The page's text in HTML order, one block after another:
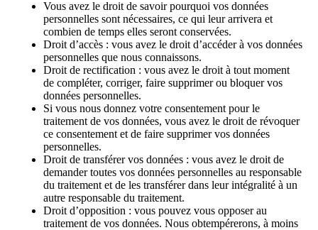
Vous avez le droit de savoir pourquoi vos données
personnelles sont nécessaires, ce qui leur arrivera et
combien de temps elles seront conservées.
Droit d’accès : vous avez le droit d’accéder à vos données
personnelles que nous connaissons.
Droit de rectification : vous avez le droit à tout moment
de compléter, corriger, faire supprimer ou bloquer vos
données personnelles.
Si vous nous donnez votre consentement pour le
traitement de vos données, vous avez le droit de révoquer
ce consentement et de faire supprimer vos données
personnelles.
Droit de transférer vos données : vous avez le droit de
demander toutes vos données personnelles au responsable
du traitement et de les transférer dans leur intégralité à un
autre responsable du traitement.
Droit d’opposition : vous pouvez vous opposer au
traitement de vos données. Nous obtempérerons, à moins